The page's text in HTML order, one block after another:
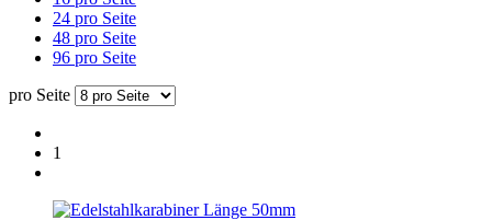
24 pro Seite
48 pro Seite
96 pro Seite
pro Seite
1